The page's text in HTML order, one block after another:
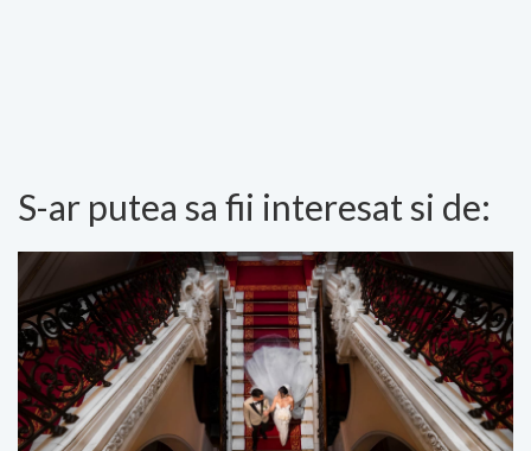
S-ar putea sa fii interesat si de: